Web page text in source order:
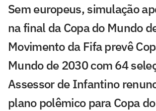
Sem europeus, simulação
na final da Copa do Mundo
Movimento da Fifa prevê
Mundo de 2030 com 64
Assessor de Infantino
plano polêmico para Copa